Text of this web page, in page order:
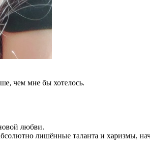
чем мне бы хотелось.
любви.
лишённые таланта и харизмы,